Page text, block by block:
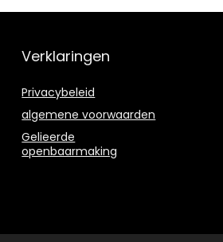
Verklaringen
Privacybeleid
algemene voorwaarden
Gelieerde
openbaarmaking